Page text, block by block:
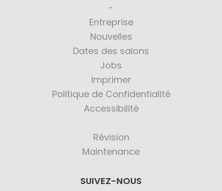
Entreprise
Nouvelles
Dates des salons
Jobs
Imprimer
Politique de Confidentialité
Accessibilité
Révision
Maintenance
SUIVEZ-NOUS